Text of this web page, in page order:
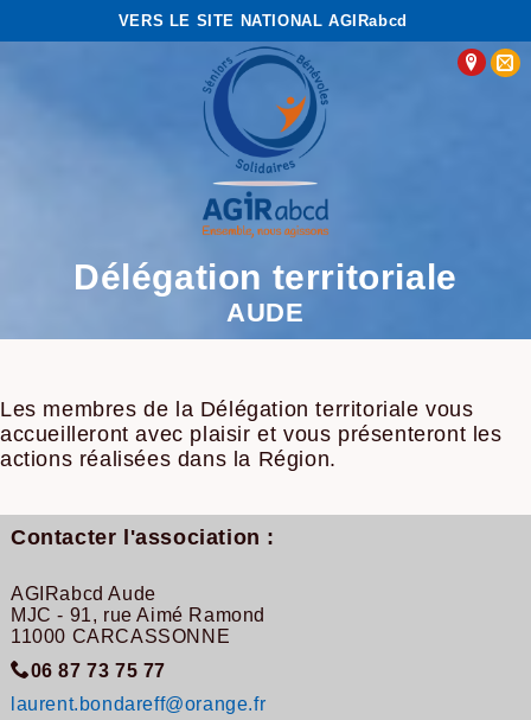
VERS LE SITE NATIONAL AGIRabcd
Délégation territoriale
AUDE
Les membres de la Délégation territoriale vous
accueilleront avec plaisir et vous présenteront les
actions réalisées dans la Région.
Contacter l'association :
AGIRabcd Aude
MJC - 91, rue Aimé Ramond
11000 CARCASSONNE
06 87 73 75 77
laurent.bondareff@orange.fr